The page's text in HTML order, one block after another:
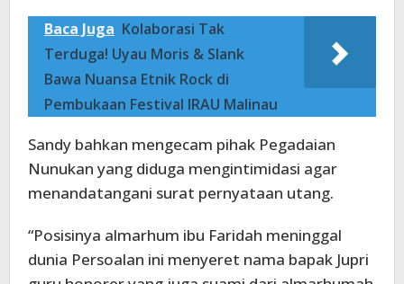
Baca Juga Kolaborasi Tak
Terduga! Uyau Moris & Slank
Bawa Nuansa Etnik Rock di
Pembukaan Festival IRAU Malinau
Sandy bahkan mengecam pihak Pegadaian
Nunukan yang diduga mengintimidasi agar
menandatangani surat pernyataan utang.
“Posisinya almarhum ibu Faridah meninggal
dunia Persoalan ini menyeret nama bapak Jupri